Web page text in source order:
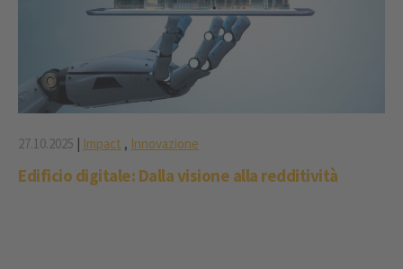
27.10.2025 | Impact , Innovazione
Edificio digitale: Dalla visione alla redditività